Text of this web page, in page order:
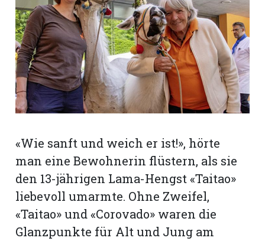
«Wie sanft und weich er ist!», hörte
man eine Bewohnerin flüstern, als sie
den 13-jährigen Lama-Hengst «Taitao»
liebevoll umarmte. Ohne Zweifel,
«Taitao» und «Corovado» waren die
Glanzpunkte für Alt und Jung am